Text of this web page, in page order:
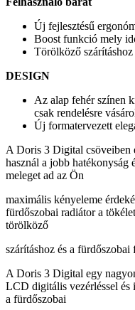
Új fejlesztésű
Boost funkció mely
Törölköző
DESIGN
Az alap fehér színen
csak rendelésre
Új formatervezett
A Doris 3 Digital csöveiben
használ a jobb hatékonyság
meleget ad az Ön
maximális kényeleme
fürdőszobai radiátor a
törölköző
szárításhoz és a fürdőszobai
A Doris 3 Digital egy
LCD digitális vezérléssel és
a fürdőszobai